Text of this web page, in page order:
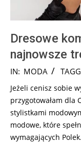
Dresowe
najnowsze
2024-
05
IN: MODA
Jeżeli cenisz sobie
przygotowałam dla
stylistkami
modowe, które
wymagających